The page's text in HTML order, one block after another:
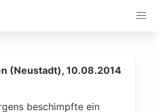
(Neustadt), 10.08.2014
beschimpfte ein